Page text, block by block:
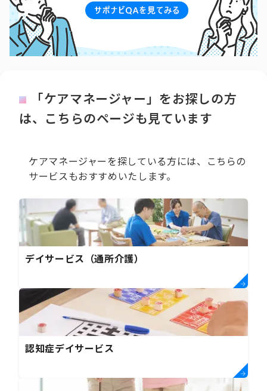
「ケアマネージャー」をお探しの方
は、こちらのページも見ています
ケアマネージャーを探している方には、こちらの
サービスもおすすめいたします。
デイサービス（通所介護）
認知症デイサービス